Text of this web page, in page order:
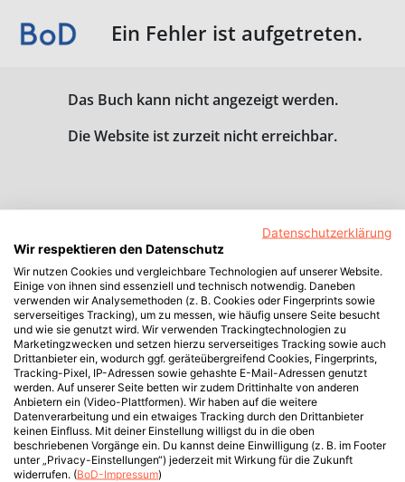
Ein Fehler ist aufgetreten.
Das Buch kann nicht angezeigt werden.
Die Website ist zurzeit nicht erreichbar.
Datenschutzerklärung
Wir respektieren den Datenschutz
Wir nutzen Cookies und vergleichbare Technologien auf unserer Website.
Einige von ihnen sind essenziell und technisch notwendig. Daneben
verwenden wir Analysemethoden (z. B. Cookies oder Fingerprints sowie
serverseitiges Tracking), um zu messen, wie häufig unsere Seite besucht
und wie sie genutzt wird. Wir verwenden Trackingtechnologien zu
Marketingzwecken und setzen hierzu serverseitiges Tracking sowie auch
Drittanbieter ein, wodurch ggf. geräteübergreifend Cookies, Fingerprints,
Tracking-Pixel, IP-Adressen sowie gehashte E-Mail-Adressen genutzt
werden. Auf unserer Seite betten wir zudem Drittinhalte von anderen
Anbietern ein (Video-Plattformen). Wir haben auf die weitere
Datenverarbeitung und ein etwaiges Tracking durch den Drittanbieter
keinen Einfluss. Mit deiner Einstellung willigst du in die oben
beschriebenen Vorgänge ein. Du kannst deine Einwilligung (z. B. im Footer
unter „Privacy-Einstellungen“) jederzeit mit Wirkung für die Zukunft
widerrufen. (BoD-Impressum)